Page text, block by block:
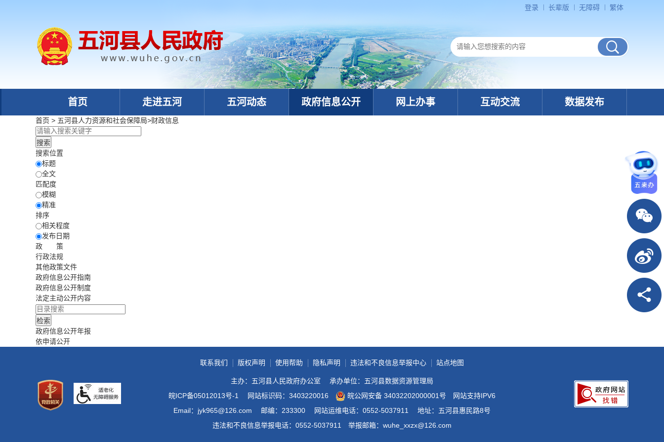
登录 长辈版 无障碍 繁体
首页 走进五河 五河动态 政府信息公开 网上办事 互动交流 数据发布
首页 > 五河县人力资源和社会保障局>财政信息
搜索位置
标题
全文
匹配度
模糊
精准
排序
相关程度
发布日期
政 策
行政法规
其他政策文件
政府信息公开指南
政府信息公开制度
法定主动公开内容
政府信息公开年报
依申请公开
联系我们 版权声明 使用帮助 隐私声明 违法和不良信息举报中心 站点地图
主办：五河县人民政府办公室
承办单位：五河县数据资源管理局
皖ICP备05012013号-1
网站标识码：3403220016 皖公网安备 34032202000001号
网站支持IPV6
Email：jyk965@126.com
邮编：233300 网站运维电话：0552-5037911
地址：五河县惠民路8号
违法和不良信息举报电话：0552-5037911
举报邮箱：wuhe_xxzx@126.com